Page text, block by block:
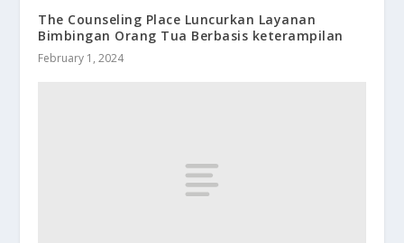
The Counseling Place Luncurkan Layanan
Bimbingan Orang Tua Berbasis keterampilan
February 1, 2024